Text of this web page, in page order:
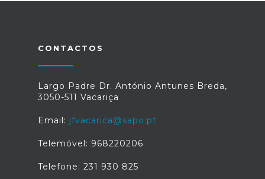
CONTACTOS
Largo Padre Dr. António Antunes Breda,
3050-511 Vacariça
Email: jfvacarica@sapo.pt
Telemóvel: 968220206
Telefone: 231 930 825